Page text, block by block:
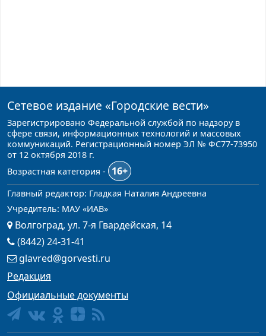
Сетевое издание «Городские вести»
Зарегистрировано Федеральной службой по надзору в
сфере связи, информационных технологий и массовых
коммуникаций. Регистрационный номер ЭЛ № ФС77-73950
от 12 октября 2018 г.
Возрастная категория -
16+
Главный редактор: Гладкая Наталия Андреевна
Учредитель: МАУ «ИАВ»
Волгоград, ул. 7-я Гвардейская, 14
(8442) 24-31-41
glavred@gorvesti.ru
Редакция
Официальные документы